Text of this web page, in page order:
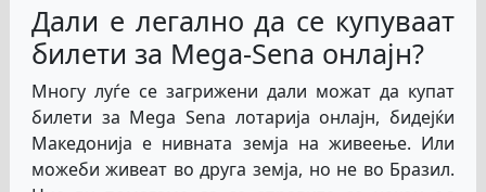
Дали е легално да се купуваат
билети за Mega-Sena онлајн?
Многу луѓе се загрижени дали можат да купат
билети за Mega Sena лотарија онлајн, бидејќи
Македонија е нивната земја на живеење. Или
можеби живеат во друга земја, но не во Бразил.